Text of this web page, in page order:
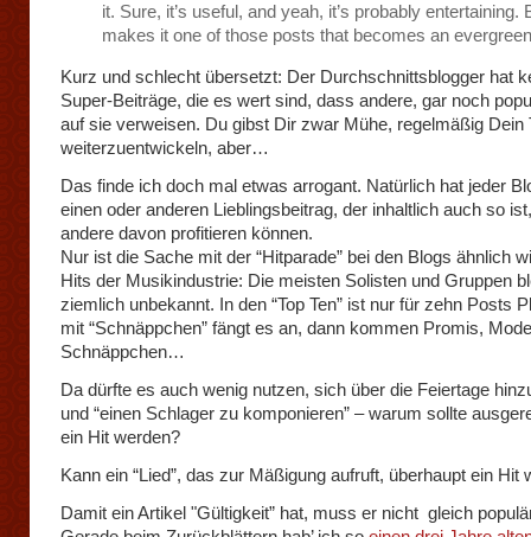
it. Sure, it’s useful, and yeah, it’s probably entertaining.
makes it one of those posts that becomes an
Kurz und schlecht übersetzt: Der Durchschnittsblogger hat
Super-Beiträge, die es wert sind, dass andere, gar noch
auf sie verweisen. Du gibst Dir zwar Mühe, regelmäßig Dein
weiterzuentwickeln, aber…
Das finde ich doch mal etwas arrogant. Natürlich hat jeder
einen oder anderen Lieblingsbeitrag, der inhaltlich auch so
andere davon profitieren können.
Nur ist die Sache mit der “Hitparade” bei den Blogs ähnlich
Hits der Musikindustrie: Die meisten Solisten und Gruppen
ziemlich unbekannt. In den “Top Ten” ist nur für zehn Posts
mit “Schnäppchen” fängt es an, dann kommen Promis,
Schnäppchen…
Da dürfte es auch wenig nutzen, sich über die Feiertage
und “einen Schlager zu komponieren” – warum sollte
ein Hit werden?
Kann ein “Lied”, das zur Mäßigung aufruft, überhaupt ein Hit
Damit ein Artikel "Gültigkeit” hat, muss er nicht gleich